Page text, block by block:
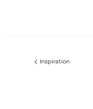
Föregående
Inspiration